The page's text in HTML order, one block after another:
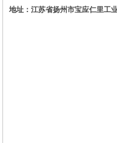
地址：江苏省扬州市宝应仁里工